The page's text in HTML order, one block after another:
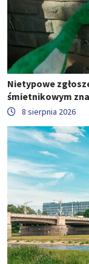
Nietypowe
śmietnikowym
8 sierpnia 2026